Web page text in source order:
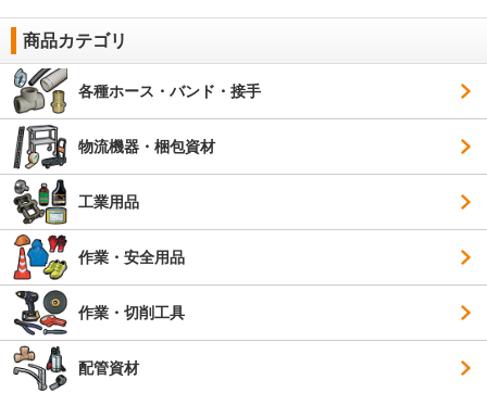
商品カテゴリ
各種ホース・バンド・接手
物流機器・梱包資材
工業用品
作業・安全用品
作業・切削工具
配管資材